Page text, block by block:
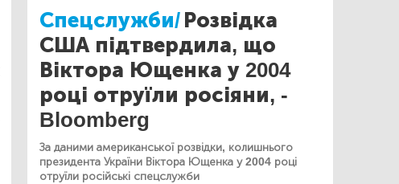
Спецслужби/Розвідка
США підтвердила, що
Віктора Ющенка у 2004
році отруїли росіяни, -
Bloomberg
За даними американської розвідки, колишнього
президента України Віктора Ющенка у 2004 році
отруїли російські спецслужби